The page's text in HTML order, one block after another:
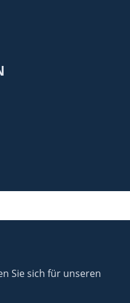
Sie sich für unseren